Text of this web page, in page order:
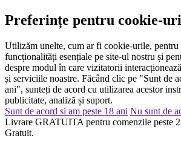
Preferințe pentru cookie-uri
Utilizăm unelte, cum ar fi cookie-urile, pentru
funcționalități esențiale pe site-ul nostru și
despre modul în care vizitatorii
și serviciile noastre. Făcând clic pe "Sunt de
ani", sunteți de acord cu utilizarea acestor
publicitate, analiză și suport.
Sunt de acord si am peste 18 ani Nu sunt de
Livrare GRATUITA pentru comenzile peste
Gratuit.